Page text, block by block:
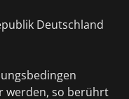
Deutschland
werden, so berührt